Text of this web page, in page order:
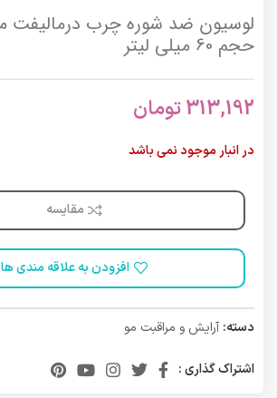
حجم 60 میلی لیتر
313,192تومان
در انبار موجود نمی باشد
مقایسه
افزودن به علاقه مندی ها
دسته: آرایش و مراقبت مو
اشتراک گذاری :